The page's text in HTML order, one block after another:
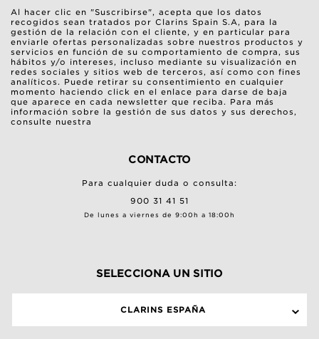
Al hacer clic en "Suscribirse", acepta que los datos
recogidos sean tratados por Clarins Spain S.A, para la
gestión de la relación con el cliente, y en particular para
enviarle ofertas personalizadas sobre nuestros productos y
servicios en función de su comportamiento de compra, sus
hábitos y/o intereses, incluso mediante su visualización en
redes sociales y sitios web de terceros, así como con fines
analíticos. Puede retirar su consentimiento en cualquier
momento haciendo click en el enlace para darse de baja
que aparece en cada newsletter que reciba. Para más
información sobre la gestión de sus datos y sus derechos,
consulte nuestra
CONTACTO
Para cualquier duda o consulta:
900 31 41 51
De lunes a viernes de 9:00h a 18:00h
SELECCIONA UN SITIO
CLARINS ESPAÑA